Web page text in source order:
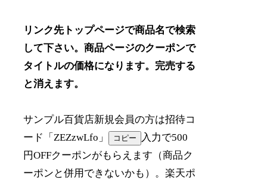
リンク先トップページで商品名で検索
して下さい。商品ページのクーポンで
タイトルの価格になります。完売する
と消えます。
サンプル百貨店新規会員の方は招待コ
ード「ZEZzwLfo 」 コピー
入力で500
円OFFクーポンがもらえます（商品ク
ーポンと併用できないかも）。楽天ポ